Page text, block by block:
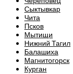
Сыктывкар
Чита
Псков
Мытищи
Нижний Тагил
Балашиха
Магнитогорск
Курган